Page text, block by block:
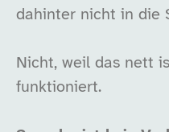
dahinter nicht in die
Nicht, weil das nett
funktioniert.